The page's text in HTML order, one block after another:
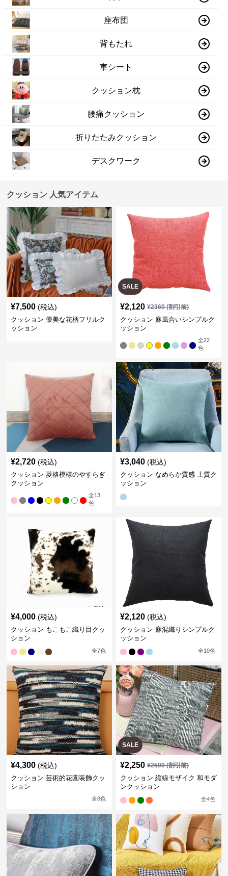
座布団
背もたれ
車シート
クッション枕
腰痛クッション
折りたたみクッション
デスクワーク
クッション 人気アイテム
¥7,500 (税込)
クッション 優美な花柄フリルク
ッション
SALE
¥2,120 ¥2360(割引前)
クッション 麻風合いシンプルク
ッション
全22
色
¥2,720 (税込)
クッション 菱格模様のやすらぎ
クッション
全13
色
¥3,040 (税込)
クッション なめらか質感 上質ク
ッション
¥4,000 (税込)
クッション もこもこ織り目クッ
ション
全7色
¥2,120 (税込)
クッション 麻混織りシンプルク
ッション
全10色
¥4,300 (税込)
クッション 芸術的花園装飾クッ
ション
全8色
SALE
¥2,250 ¥2500(割引前)
クッション 縦線モザイク 和モダ
ンクッション
全4色